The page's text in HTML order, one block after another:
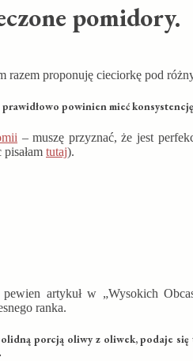
pomidory.
proponuję cieciorkę pod
prawidłowo powinien mieć
– muszę przyznać, że jest
tutaj).
artykuł w „Wysokich
ranka.
porcją oliwy z oliwek, podaje